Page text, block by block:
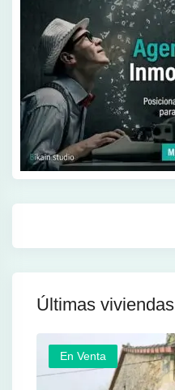
Últimas viviendas
En Venta